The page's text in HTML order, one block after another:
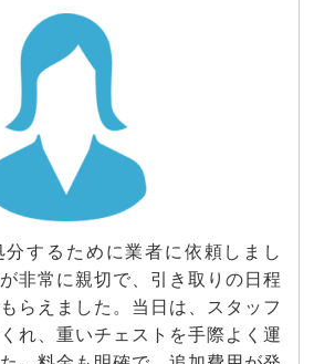
するために業者に依頼しまし
非常に親切で、引き取りの日程
らえました。当日は、スタッフ
れ、重いチェストを手際よく運